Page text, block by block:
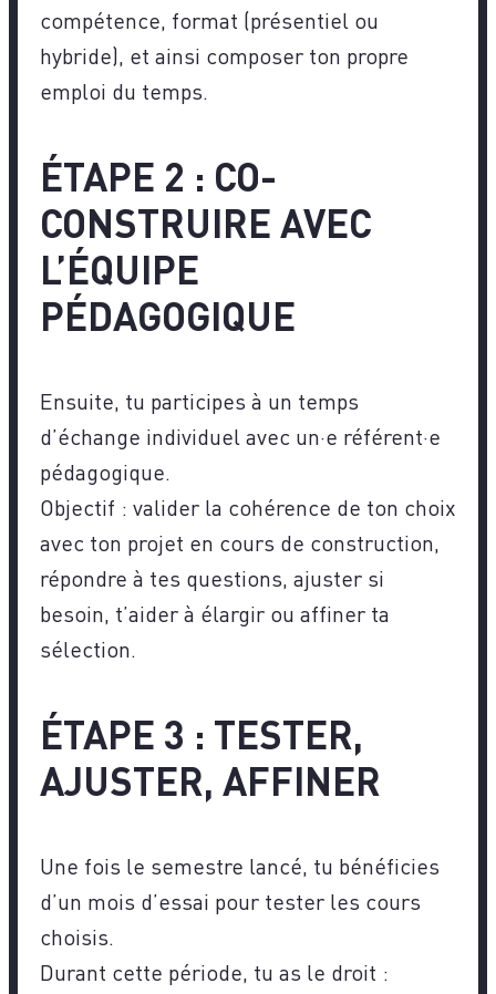
compétence, format (présentiel ou
hybride), et ainsi composer ton propre
emploi du temps.
ÉTAPE 2 : CO-
CONSTRUIRE AVEC
L’ÉQUIPE
PÉDAGOGIQUE
Ensuite, tu participes à un temps
d’échange individuel avec un·e référent·e
pédagogique.
Objectif : valider la cohérence de ton choix
avec ton projet en cours de construction,
répondre à tes questions, ajuster si
besoin, t’aider à élargir ou affiner ta
sélection.
ÉTAPE 3 : TESTER,
AJUSTER, AFFINER
Une fois le semestre lancé, tu bénéficies
d’un mois d’essai pour tester les cours
choisis.
Durant cette période, tu as le droit :